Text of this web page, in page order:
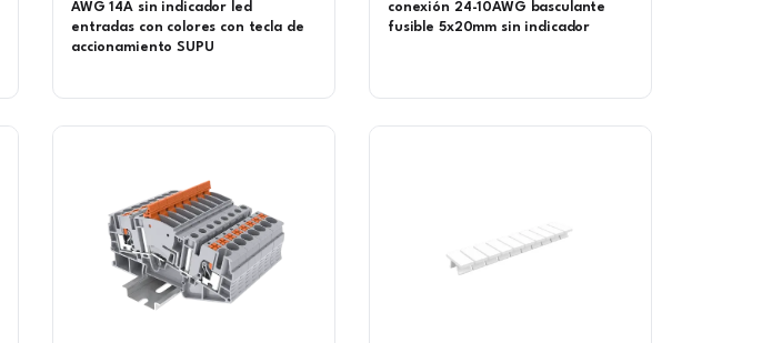
AWG 14A sin indicador led
entradas con colores con tecla de
accionamiento SUPU
conexión 24-10AWG basculante
fusible 5x20mm sin indicador